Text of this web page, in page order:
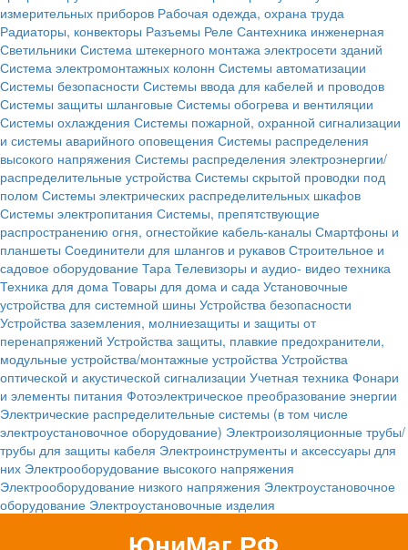
измерительных приборов Рабочая одежда, охрана труда
Радиаторы, конвекторы Разъемы Реле Сантехника инженерная
Светильники Система штекерного монтажа электросети зданий
Система электромонтажных колонн Системы автоматизации
Системы безопасности Системы ввода для кабелей и проводов
Системы защиты шланговые Системы обогрева и вентиляции
Системы охлаждения Системы пожарной, охранной сигнализации
и системы аварийного оповещения Системы распределения
высокого напряжения Системы распределения электроэнергии/
распределительные устройства Системы скрытой проводки под
полом Системы электрических распределительных шкафов
Системы электропитания Системы, препятствующие
распространению огня, огнестойкие кабель-каналы Смартфоны и
планшеты Соединители для шлангов и рукавов Строительное и
садовое оборудование Тара Телевизоры и аудио- видео техника
Техника для дома Товары для дома и сада Установочные
устройства для системной шины Устройства безопасности
Устройства заземления, молниезащиты и защиты от
перенапряжений Устройства защиты, плавкие предохранители,
модульные устройства/монтажные устройства Устройства
оптической и акустической сигнализации Учетная техника Фонари
и элементы питания Фотоэлектрическое преобразование энергии
Электрические распределительные системы (в том числе
электроустановочное оборудование) Электроизоляционные трубы/
трубы для защиты кабеля Электроинструменты и аксессуары для
них Электрооборудование высокого напряжения
Электрооборудование низкого напряжения Электроустановочное
оборудование Электроустановочные изделия